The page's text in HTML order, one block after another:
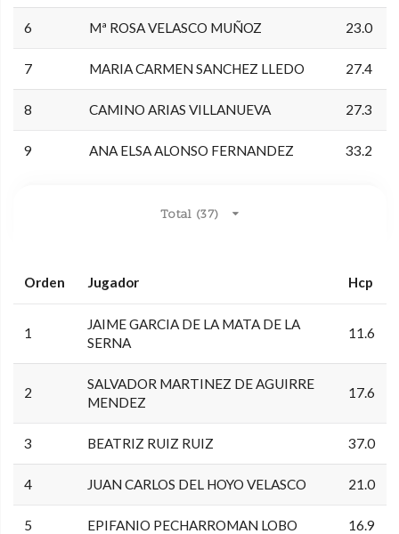
6 Mª ROSA VELASCO MUÑOZ 23.0
7 MARIA CARMEN SANCHEZ LLEDO 27.4
8 CAMINO ARIAS VILLANUEVA 27.3
9 ANA ELSA ALONSO FERNANDEZ 33.2
Total (37)
Orden Jugador Hcp
1
JAIME GARCIA DE LA MATA DE LA
SERNA
11.6
2
SALVADOR MARTINEZ DE AGUIRRE
MENDEZ
17.6
3 BEATRIZ RUIZ RUIZ 37.0
4 JUAN CARLOS DEL HOYO VELASCO 21.0
5 EPIFANIO PECHARROMAN LOBO 16.9